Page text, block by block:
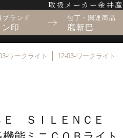
取扱メーカー金井
ブランド
印
包丁・関連商品
庖斬巴
ワークライト 12-03-ワークライト
Ｅ ＳＩＬＥＮＣＥ